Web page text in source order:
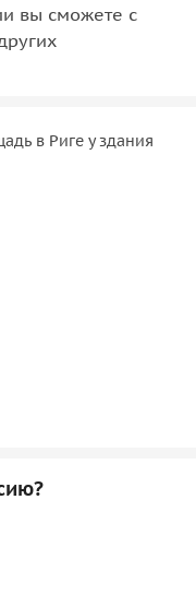
вы сможете с
в Риге у здания